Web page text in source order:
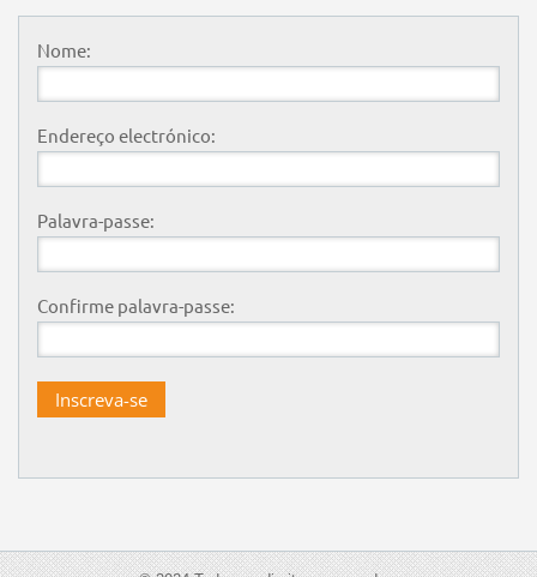
Nome:
Endereço electrónico:
Palavra-passe:
Confirme palavra-passe: